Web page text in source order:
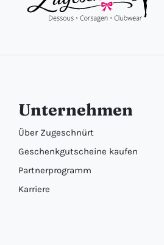
Unternehmen
Über Zugeschnürt
Geschenkgutscheine kaufen
Partnerprogramm
Karriere